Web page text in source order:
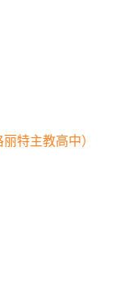
特主教高中）